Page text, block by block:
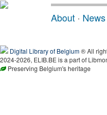
About · News
Digital Library of Belgium® All
2024-2026, ELIB.BE is a part of
Preserving Belgium's heritage